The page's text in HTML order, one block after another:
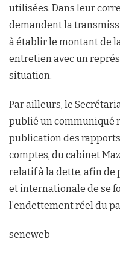
utilisées. Dans leur
demandent la
à établir le montant de
entretien avec un
situation.
Par ailleurs, le
publié un communiqué
publication des rapports
comptes, du cabinet
relatif à la dette, afin de
et internationale de se
l’endettement réel du
seneweb